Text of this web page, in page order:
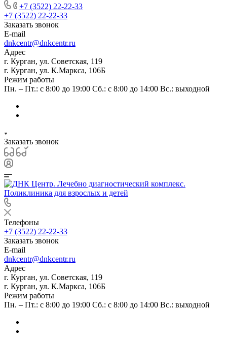
+7 (3522) 22-22-33
+7 (3522) 22-22-33
Заказать звонок
E-mail
dnkcentr@dnkcentr.ru
Адрес
г. Курган, ул. Советская, 119
г. Курган, ул. К.Маркса, 106Б
Режим работы
Пн. – Пт.: с 8:00 до 19:00 Сб.: с 8:00 до 14:00 Вс.: выходной
Заказать звонок
Телефоны
+7 (3522) 22-22-33
Заказать звонок
E-mail
dnkcentr@dnkcentr.ru
Адрес
г. Курган, ул. Советская, 119
г. Курган, ул. К.Маркса, 106Б
Режим работы
Пн. – Пт.: с 8:00 до 19:00 Сб.: с 8:00 до 14:00 Вс.: выходной